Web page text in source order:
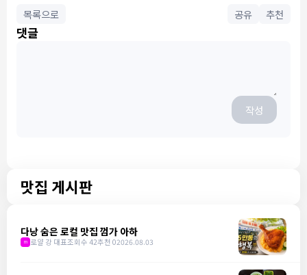
목록으로 공유 추천
댓글
작성
맛집 게시판
다낭 숨은 로컬 맛집 껌가 아하
m 로얄 강 대표조회수 42추천 02026.08.03